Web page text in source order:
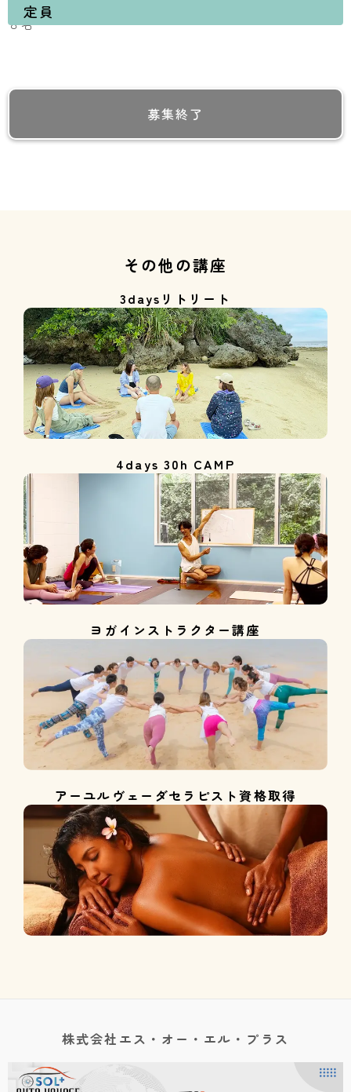
定員
８名
募集終了
その他の講座
3daysリトリート
4days 30h CAMP
ヨガインストラクター講座
アーユルヴェーダセラピスト資格取得
株式会社エス・オー・エル・プラス